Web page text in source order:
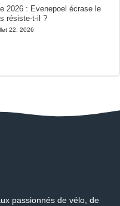
2026 : Evenepoel écrase le
résiste-t-il ?
22, 2026
passionnés de vélo, de